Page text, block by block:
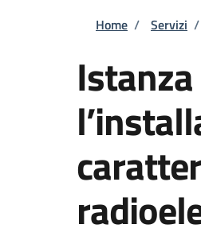
Home / Servizi /